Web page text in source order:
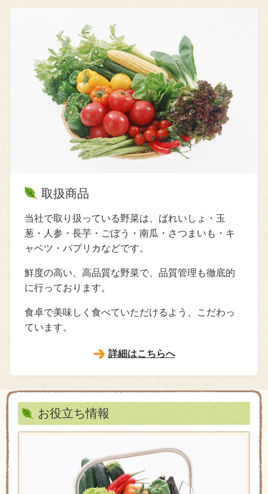
取扱商品
当社で取り扱っている野菜は、ばれいしょ・玉
葱・人参・長芋・ごぼう・南瓜・さつまいも・キ
ャベツ・パプリカなどです。
鮮度の高い、高品質な野菜で、品質管理も徹底的
に行っております。
食卓で美味しく食べていただけるよう、こだわっ
ています。
詳細はこちらへ
お役立ち情報